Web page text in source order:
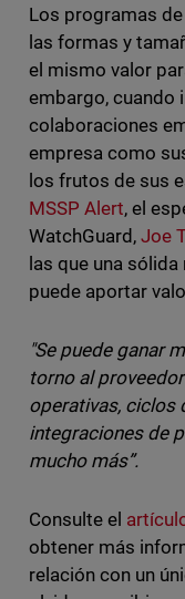
Los programas
las formas y
el mismo valor
embargo, cuando
colaboraciones
empresa como
los frutos de sus
MSSP Alert, el
WatchGuard, Joe
las que una
puede aportar
"Se puede ganar
torno al
operativas, ciclos
integraciones de
mucho más”.
Consulte el
obtener más
relación con un